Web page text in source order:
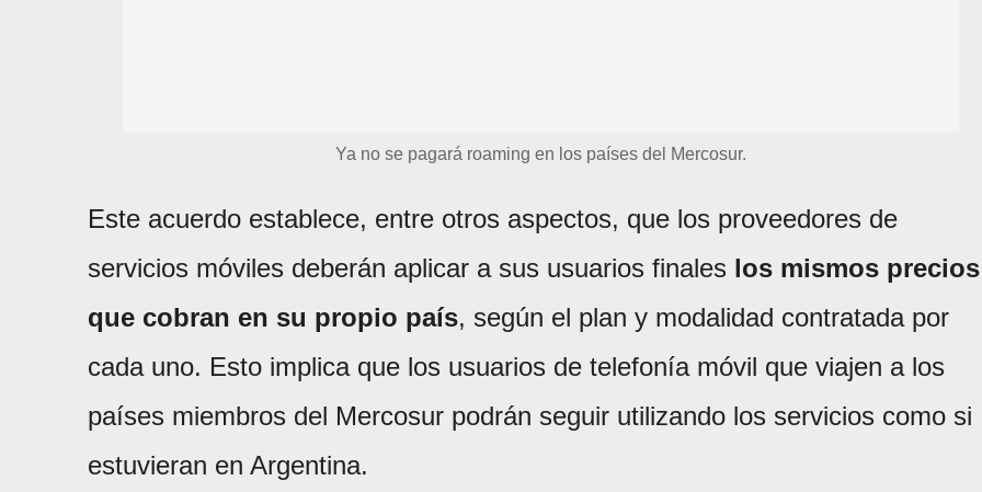
Ya no se pagará roaming en los países del Mercosur.
Este acuerdo establece, entre otros aspectos, que los proveedores de
servicios móviles deberán aplicar a sus usuarios finales los mismos precios
que cobran en su propio país, según el plan y modalidad contratada por
cada uno. Esto implica que los usuarios de telefonía móvil que viajen a los
países miembros del Mercosur podrán seguir utilizando los servicios como si
estuvieran en Argentina.